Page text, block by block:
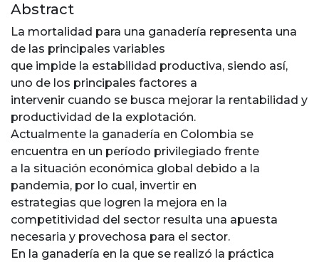
Abstract
La mortalidad para una ganadería representa una
de las principales variables
que impide la estabilidad productiva, siendo así,
uno de los principales factores a
intervenir cuando se busca mejorar la rentabilidad y
productividad de la explotación.
Actualmente la ganadería en Colombia se
encuentra en un período privilegiado frente
a la situación económica global debido a la
pandemia, por lo cual, invertir en
estrategias que logren la mejora en la
competitividad del sector resulta una apuesta
necesaria y provechosa para el sector.
En la ganadería en la que se realizó la práctica